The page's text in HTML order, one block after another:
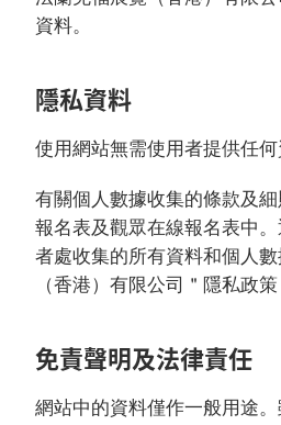
資料。
隱私資料
使用網站無需使用者提供任何
有關個人數據收集的條款及
報名表及觀眾在線報名表中
者處收集的所有資料和個人
（香港）有限公司＂隱私政策
免責聲明及法律責任
網站中的資料僅作一般用途